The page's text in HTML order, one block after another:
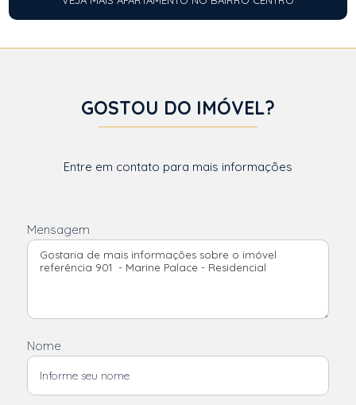
GOSTOU DO IMÓVEL?
Entre em contato para mais informações
Mensagem
Nome